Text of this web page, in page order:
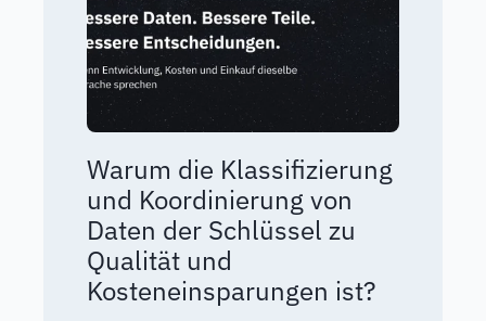
Warum die Klassifizierung
und Koordinierung von
Daten der Schlüssel zu
Qualität und
Kosteneinsparungen ist?